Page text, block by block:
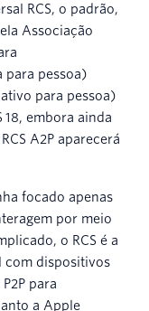
RCS, o padrão,
Associação
para pessoa)
para pessoa)
embora ainda
A2P aparecerá
focado apenas
por meio
o RCS é a
com dispositivos
para
a Apple